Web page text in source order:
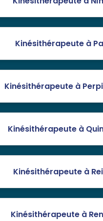
Kinésithérapeute à
Kinésithérapeute à
Kinésithérapeute à
Kinésithérapeute à
Kinésithérapeute à